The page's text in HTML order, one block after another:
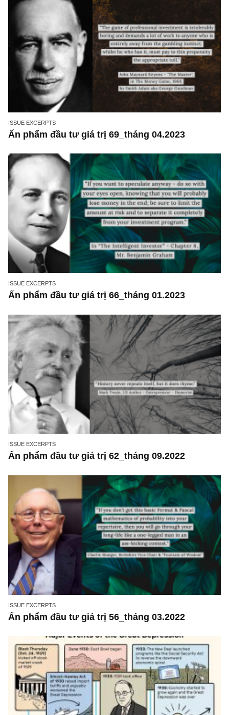
Câu chuyện rất đời, chân thực về Harry –
tác phẩm kinh điển The Money Game
ISSUE EXCERPTS
Ấn phẩm đầu tư giá trị 69_tháng 04.2023
ISSUE EXCERPTS
Ấn phẩm đầu tư giá trị 66_tháng 01.2023
ISSUE EXCERPTS
Ấn phẩm đầu tư giá trị 62_tháng 09.2022